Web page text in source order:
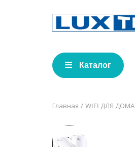
Каталог
Главная WIFI ДЛЯ ДОМА